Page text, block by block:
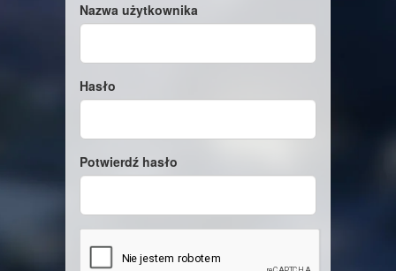
Nazwa użytkownika
Hasło
Potwierdź hasło